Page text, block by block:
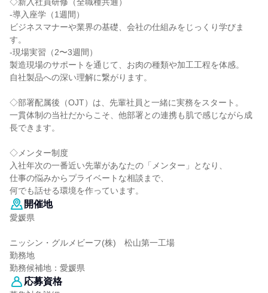
-導入座学（1週間）
ビジネスマナーや業界の基礎、会社の仕組みをじっくり学びま
す。
-現場実習（2〜3週間）
製造現場のサポートを通じて、お肉の種類や加工工程を体感。
自社製品への深い理解に繋がります。
◇部署配属後（OJT）は、先輩社員と一緒に実務をスタート。
一貫体制の当社だからこそ、他部署との連携も肌で感じながら成
長できます。
◇メンター制度
入社年次の一番近い先輩があなたの「メンター」となり、
仕事の悩みからプライベートな相談まで、
何でも話せる環境を作っています。
開催地
愛媛県
ニッシン・グルメビーフ(株) 松山第一工場
勤務地
勤務候補地：愛媛県
応募資格